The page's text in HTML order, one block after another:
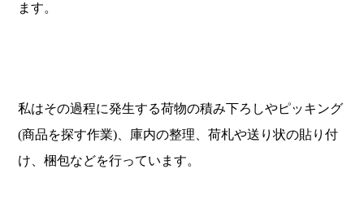
ます。
私はその過程に発生する荷物の積み下ろしやピッキング
(商品を探す作業)、庫内の整理、荷札や送り状の貼り付
け、梱包などを行っています。